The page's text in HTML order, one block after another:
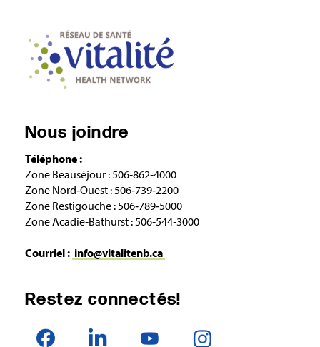
Nous joindre
Téléphone :
Zone Beauséjour : 506‑862‑4000
Zone Nord‑Ouest : 506‑739‑2200
Zone Restigouche : 506‑789‑5000
Zone Acadie‑Bathurst : 506‑544‑3000
Courriel : info@vitalitenb.ca
Restez connectés!